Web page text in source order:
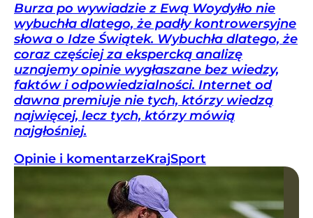
Burza po wywiadzie z Ewą Woydyłło nie
wybuchła dlatego, że padły kontrowersyjne
słowa o Idze Świątek. Wybuchła dlatego, że
coraz częściej za ekspercką analizę
uznajemy opinie wygłaszane bez wiedzy,
faktów i odpowiedzialności. Internet od
dawna premiuje nie tych, którzy wiedzą
najwięcej, lecz tych, którzy mówią
najgłośniej.
Opinie i komentarzeKrajSport